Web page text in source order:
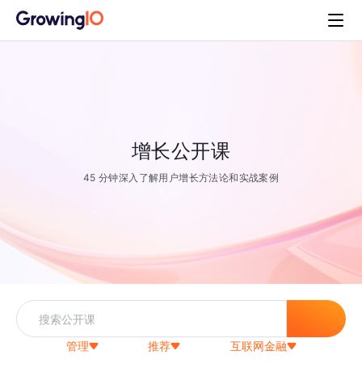
增长公开课
45 分钟深入了解用户增长方法论和实战案例
管理 推荐 互联网金融